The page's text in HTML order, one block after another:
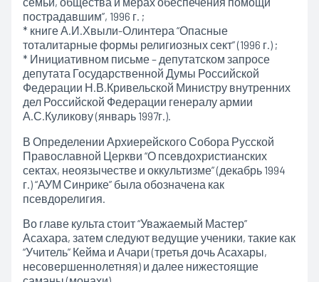
пострадавшим”, 1996 г. ;
* книге А.И.Хвыли-Олинтера “Опасные
тоталитарные формы религиозных сект” (1996 г.) ;
* Инициативном письме – депутатском запросе
депутата Государственной Думы Российской
Федерации Н.В.Кривельской Министру внутренних
дел Российской Федерации генералу армии
А.С.Куликову (январь 1997г.).
В Определении Архиерейского Собора Русской
Православной Церкви “О псевдохристианских
сектах, неоязычестве и оккультизме” (декабрь 1994
г.) “АУМ Синрике” была обозначена как
псевдорелигия.
Во главе культа стоит “Уважаемый Мастер”
Асахара, затем следуют ведущие ученики, такие как
“Учитель” Кейма и Ачари (третья дочь Асахары,
несовершеннолетняя) и далее нижестоящие